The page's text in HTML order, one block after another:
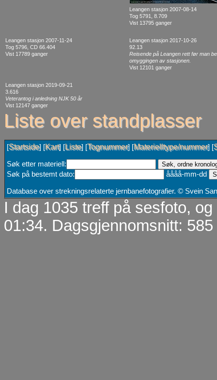
Leangen stasjon 2007-08-14
Tog 5791, 8.709
Vist 13795 ganger
Leangen stasjon 2007-11-24
Tog 5796, CD 66.404
Vist 17789 ganger
Leangen stasjon 2017-10-26
92.13
Reisende på Leangen rett før man
omyggingen av stasjonen.
Vist 12101 ganger
Leangen stasjon 2019-09-21
3.616
Veterantog i anledning NJK 50 år
Vist 12147 ganger
Liste over standplasser
[Startside] [Kart] [Liste] [Tognummer] [Materielltype/nummer] [
Søk etter materiell:
Søk på bestemt dato:
åååå-mm-dd
Database over strekningsrelaterte jernbanefotografier. © Svein
I dag 1035 treff på sesfoto,
01:34. Dagsgjennomsnitt: 585